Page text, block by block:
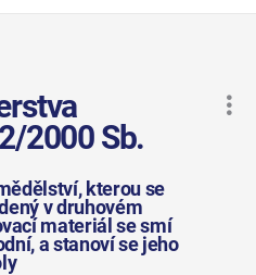
2000 Sb.
kterou se
v druhovém
materiál se smí
a stanoví se jeho